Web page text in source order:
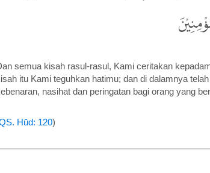
semua kisah rasul-rasul, Kami ceritakan
itu Kami teguhkan hatimu; dan di dalamnya
nasihat dan peringatan bagi orang yang
Hūd: 120)